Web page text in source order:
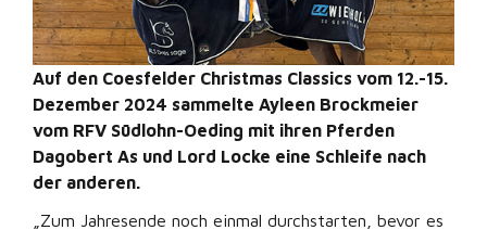
Auf den Coesfelder Christmas Classics vom 12.-15.
Dezember 2024 sammelte Ayleen Brockmeier
vom RFV Südlohn-Oeding mit ihren Pferden
Dagobert As und Lord Locke eine Schleife nach
der anderen.
„Zum Jahresende noch einmal durchstarten, bevor es